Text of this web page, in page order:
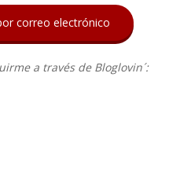
correo electrónico
a través de Bloglovin´: